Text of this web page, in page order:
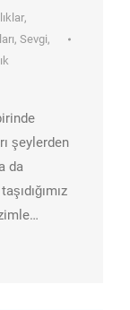
,
, Sevgi,
şeylerden
da